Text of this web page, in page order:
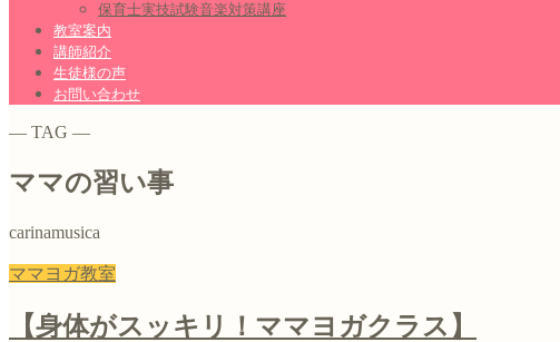
保育士実技試験音楽対策講座
教室案内
講師紹介
生徒様の声
お問い合わせ
― TAG ―
ママの習い事
carinamusica
ママヨガ教室
【身体がスッキリ！ママヨガクラス】